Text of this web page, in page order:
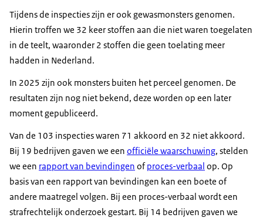
Tijdens de inspecties zijn er ook gewasmonsters genomen.
Hierin troffen we 32 keer stoffen aan die niet waren toegelaten
in de teelt, waaronder 2 stoffen die geen toelating meer
hadden in Nederland.
In 2025 zijn ook monsters buiten het perceel genomen. De
resultaten zijn nog niet bekend, deze worden op een later
moment gepubliceerd.
Van de 103 inspecties waren 71 akkoord en 32 niet akkoord.
Bij 19 bedrijven gaven we een officiële waarschuwing, stelden
we een rapport van bevindingen ofproces-verbaal op. Op
basis van een rapport van bevindingen kan een boete of
andere maatregel volgen. Bij een proces-verbaal wordt een
strafrechtelijk onderzoek gestart. Bij 14 bedrijven gaven we